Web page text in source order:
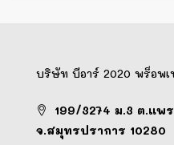
บริษัท บีอาร์ 2020 พร็อพเ
199/3274 ม.3 ต.แพ
จ.สมุทรปราการ 10280